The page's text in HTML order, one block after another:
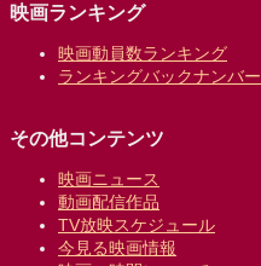
映画ランキング
映画動員数ランキング
ランキングバックナンバー
その他コンテンツ
映画ニュース
動画配信作品
TV放映スケジュール
今見る映画情報